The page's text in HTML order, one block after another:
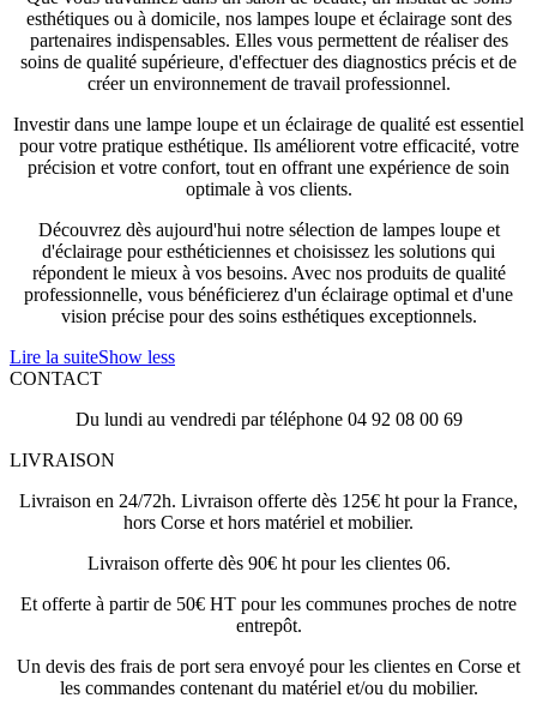
esthétiques ou à domicile, nos lampes loupe et éclairage sont des
partenaires indispensables. Elles vous permettent de réaliser des
soins de qualité supérieure, d'effectuer des diagnostics précis et de
créer un environnement de travail professionnel.
Investir dans une lampe loupe et un éclairage de qualité est essentiel
pour votre pratique esthétique. Ils améliorent votre efficacité, votre
précision et votre confort, tout en offrant une expérience de soin
optimale à vos clients.
Découvrez dès aujourd'hui notre sélection de lampes loupe et
d'éclairage pour esthéticiennes et choisissez les solutions qui
répondent le mieux à vos besoins. Avec nos produits de qualité
professionnelle, vous bénéficierez d'un éclairage optimal et d'une
vision précise pour des soins esthétiques exceptionnels.
Lire la suiteShow less
CONTACT
Du lundi au vendredi par téléphone 04 92 08 00 69
LIVRAISON
Livraison en 24/72h. Livraison offerte dès 125€ ht pour la France,
hors Corse et hors matériel et mobilier.
Livraison offerte dès 90€ ht pour les clientes 06.
Et offerte à partir de 50€ HT pour les communes proches de notre
entrepôt.
Un devis des frais de port sera envoyé pour les clientes en Corse et
les commandes contenant du matériel et/ou du mobilier.